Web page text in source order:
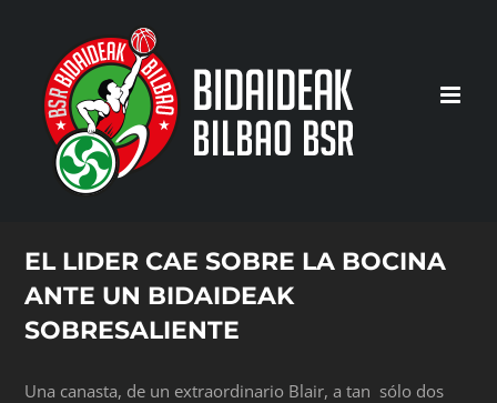
contenido
EL LIDER CAE SOBRE LA BOCINA
ANTE UN BIDAIDEAK
SOBRESALIENTE
Una canasta, de un extraordinario Blair, a tan sólo dos